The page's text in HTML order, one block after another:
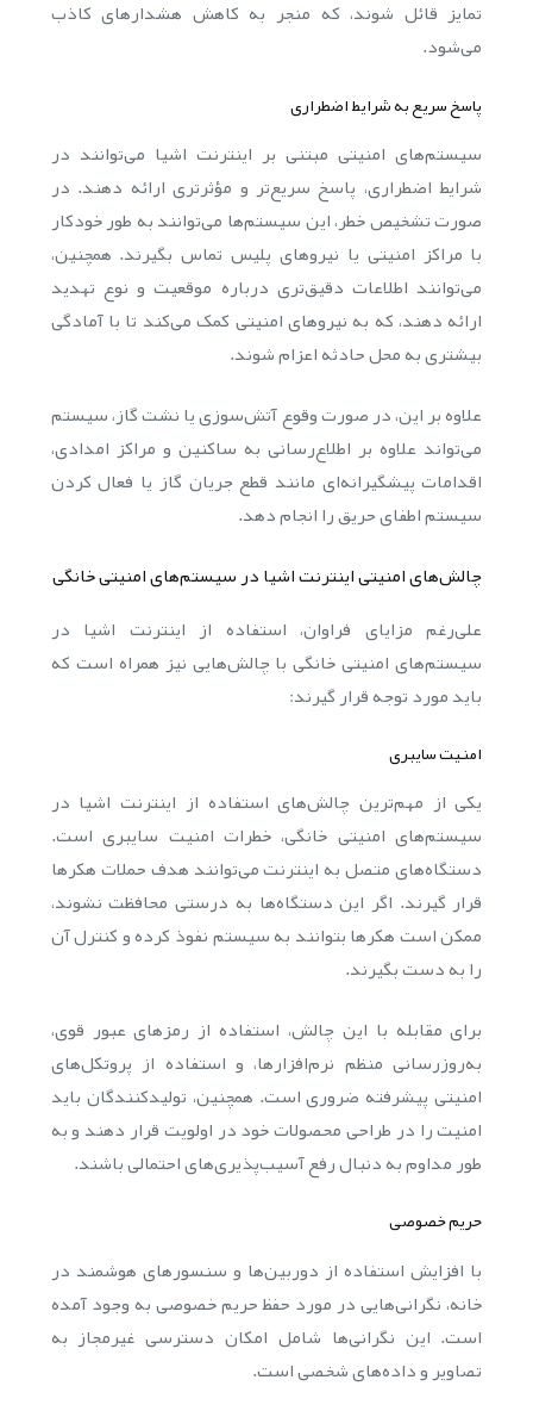
تمایز قائل شوند، که منجر به کاهش هشدارهای کاذب
می‌شود.
پاسخ سریع به شرایط اضطراری
سیستم‌های امنیتی مبتنی بر اینترنت اشیا می‌توانند در
شرایط اضطراری، پاسخ سریع‌تر و مؤثرتری ارائه دهند. در
صورت تشخیص خطر، این سیستم‌ها می‌توانند به طور خودکار
با مراکز امنیتی یا نیروهای پلیس تماس بگیرند. همچنین،
می‌توانند اطلاعات دقیق‌تری درباره موقعیت و نوع تهدید
ارائه دهند، که به نیروهای امنیتی کمک می‌کند تا با آمادگی
بیشتری به محل حادثه اعزام شوند.
علاوه بر این، در صورت وقوع آتش‌سوزی یا نشت گاز، سیستم
می‌تواند علاوه بر اطلاع‌رسانی به ساکنین و مراکز امدادی،
اقدامات پیشگیرانه‌ای مانند قطع جریان گاز یا فعال کردن
سیستم اطفای حریق را انجام دهد.
چالش‌های امنیتی اینترنت اشیا در سیستم‌های امنیتی خانگی
علی‌رغم مزایای فراوان، استفاده از اینترنت اشیا در
سیستم‌های امنیتی خانگی با چالش‌هایی نیز همراه است که
باید مورد توجه قرار گیرند:
امنیت سایبری
یکی از مهم‌ترین چالش‌های استفاده از اینترنت اشیا در
سیستم‌های امنیتی خانگی، خطرات امنیت سایبری است.
دستگاه‌های متصل به اینترنت می‌توانند هدف حملات هکرها
قرار گیرند. اگر این دستگاه‌ها به درستی محافظت نشوند،
ممکن است هکرها بتوانند به سیستم نفوذ کرده و کنترل آن
را به دست بگیرند.
برای مقابله با این چالش، استفاده از رمزهای عبور قوی،
به‌روزرسانی منظم نرم‌افزارها، و استفاده از پروتکل‌های
امنیتی پیشرفته ضروری است. همچنین، تولیدکنندگان باید
امنیت را در طراحی محصولات خود در اولویت قرار دهند و به
طور مداوم به دنبال رفع آسیب‌پذیری‌های احتمالی باشند.
حریم خصوصی
با افزایش استفاده از دوربین‌ها و سنسورهای هوشمند در
خانه، نگرانی‌هایی در مورد حفظ حریم خصوصی به وجود آمده
است. این نگرانی‌ها شامل امکان دسترسی غیرمجاز به
تصاویر و داده‌های شخصی است.